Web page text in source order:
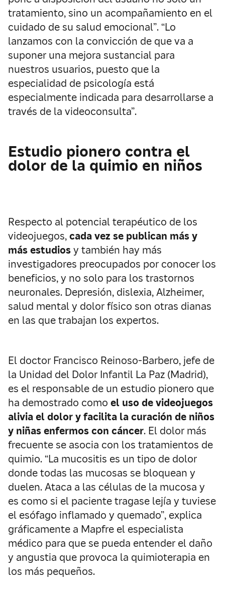
tratamiento, sino un acompañamiento en el
cuidado de su salud emocional”. “Lo
lanzamos con la convicción de que va a
suponer una mejora sustancial para
nuestros usuarios, puesto que la
especialidad de psicología está
especialmente indicada para desarrollarse a
través de la videoconsulta”.
Estudio pionero contra el
dolor de la quimio en niños
Respecto al potencial terapéutico de los
videojuegos,cada vez se publican más y
más estudiosy también hay más
investigadores preocupados por conocer los
beneficios, y no solo para los trastornos
neuronales. Depresión, dislexia, Alzheimer,
salud mental y dolor físico son otras dianas
en las que trabajan los expertos.
El doctor Francisco Reinoso-Barbero, jefe de
la Unidad del Dolor Infantil La Paz (Madrid),
es el responsable de un estudio pionero que
ha demostrado como el uso de videojuegos
alivia el dolor y facilita la curación de niños
y niñas enfermos con cáncer. El dolor más
frecuente se asocia con los tratamientos de
quimio. “La mucositis es un tipo de dolor
donde todas las mucosas se bloquean y
duelen. Ataca a las células de la mucosa y
es como si el paciente tragase lejía y tuviese
el esófago inflamado y quemado”, explica
gráficamente a Mapfre el especialista
médico para que se pueda entender el daño
y angustia que provoca la quimioterapia en
los más pequeños.